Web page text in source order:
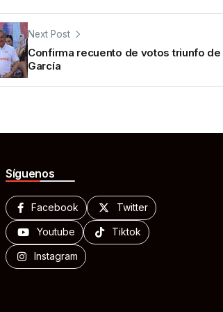
Next Post
Confirma recuento de votos triunfo
García
Síguenos
Facebook Twitter
Youtube Tiktok
Instagram